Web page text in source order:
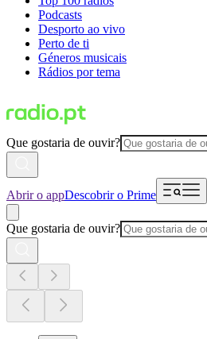
Podcasts
Desporto ao vivo
Perto de ti
Géneros musicais
Rádios por tema
Que gostaria de ouvir?
Abrir o appDescobrir o Prime
Que gostaria de ouvir?